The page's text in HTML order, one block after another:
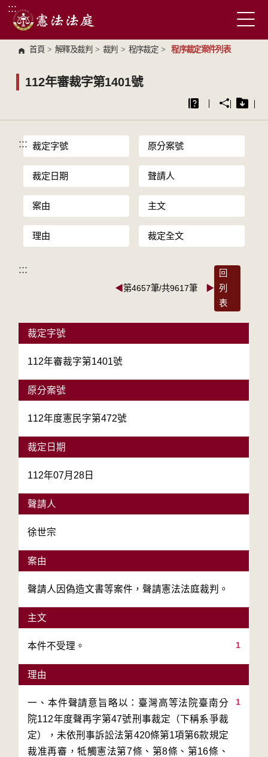
跳到主要內容區塊
:::
首頁 > 解釋及裁判 > 裁判 > 程序裁定 > 程序裁定案件列表
112年審裁字第1401號
::: 裁定字號 原分案號
裁定日期 聲請人
案由 主文
理由 裁定全文
:::
◀第4657筆/共9617筆 ▶
回
列
表
裁定字號
112年審裁字第1401號
原分案號
112年度憲民字第472號
裁定日期
112年07月28日
聲請人
徐世宗
案由
聲請人因偽造文書等案件，聲請憲法法庭裁判。
主文
1
本件不受理。
理由
1
一、本件聲請意旨略以：臺灣高等法院臺南分
院112年度聲再字第47號刑事裁定（下稱系爭裁
定），未依刑事訴訟法第420條第1項第6款規定
裁准再審，牴觸憲法第7條、第8條、第16條、